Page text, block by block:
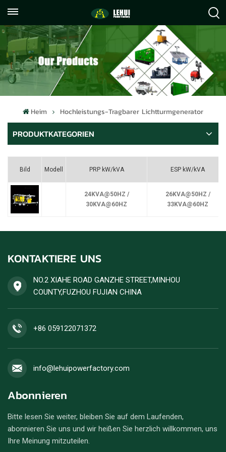
059122071372
info@lehuipowerfactory.com
Heim Hochleistungs-Tragbarer Lichtturmgenerator
PRODUKTKATEGORIEN
Bild Modell PRP kW/kVA ESP kW/kVA
24KVA@50HZ /
30KVA@60HZ
26KVA@50HZ /
33KVA@60HZ
KONTAKTIERE UNS
NO.2 XIAHE ROAD GANZHE STREET,MINHOU
COUNTY,FUZHOU FUJIAN CHINA
+86 059122071372
info@lehuipowerfactory.com
Abonnieren
Bitte lesen Sie weiter, bleiben Sie auf dem Laufenden,
abonnieren Sie uns und wir heißen Sie herzlich willkommen, uns
Ihre Meinung mitzuteilen.